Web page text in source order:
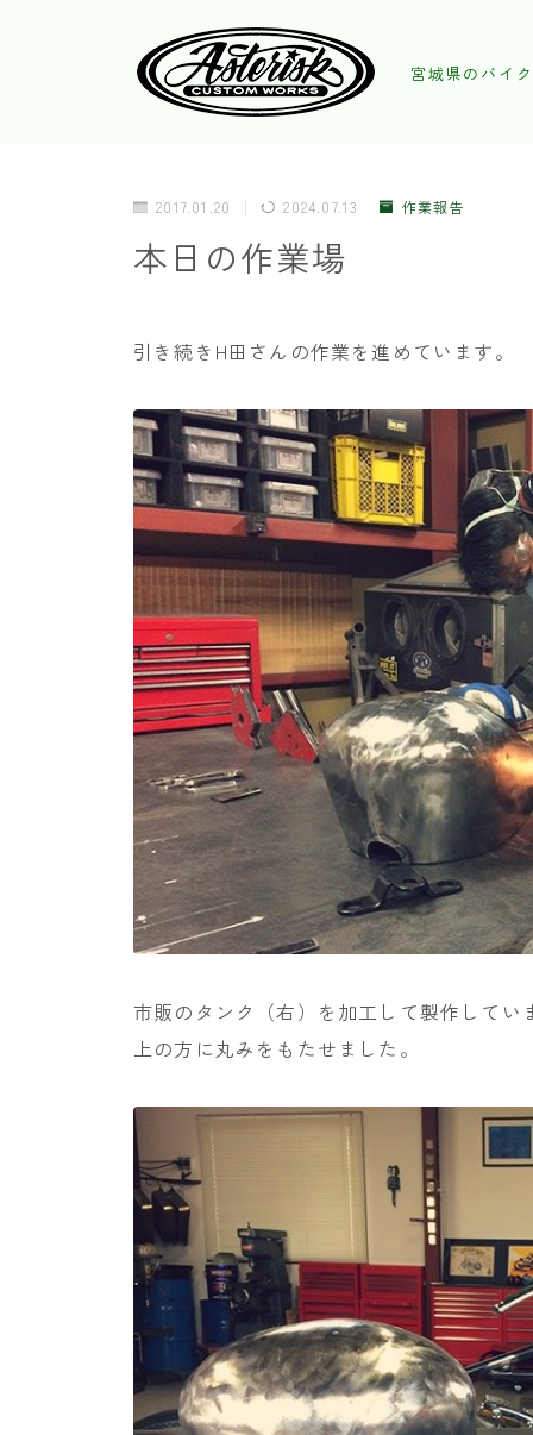
宮城県のバイ
2017.01.20 2024.07.13 作業報告
本日の作業場
引き続きH田さんの作業を進めています。
市販のタンク（右）を加工して製作してい
上の方に丸みをもたせました。